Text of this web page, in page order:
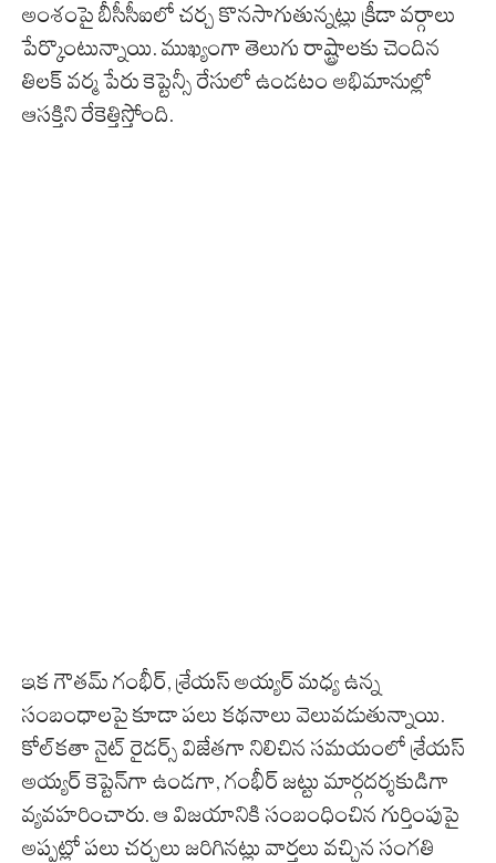
అంశంపై బీసీసీఐలో చర్చ కొనసాగుతున్నట్లు క్రీడా వర్గాలు
పేర్కొంటున్నాయి. ముఖ్యంగా తెలుగు రాష్ట్రాలకు చెందిన
తిలక్ వర్మ పేరు కెప్టెన్సీ రేసులో ఉండటం అభిమానుల్లో
ఆసక్తిని రేకెత్తిస్తోంది.
ఇక గౌతమ్ గంభీర్, శ్రేయస్ అయ్యర్ మధ్య ఉన్న
సంబంధాలపై కూడా పలు కథనాలు వెలువడుతున్నాయి.
కోల్‌కతా నైట్ రైడర్స్ విజేతగా నిలిచిన సమయంలో శ్రేయస్
అయ్యర్ కెప్టెన్‌గా ఉండగా, గంభీర్ జట్టు మార్గదర్శకుడిగా
వ్యవహరించారు. ఆ విజయానికి సంబంధించిన గుర్తింపుపై
అప్పట్లో పలు చర్చలు జరిగినట్లు వార్తలు వచ్చిన సంగతి